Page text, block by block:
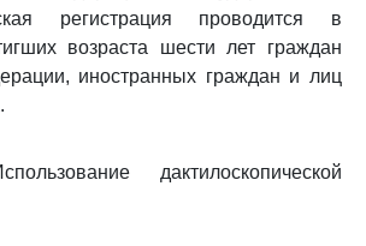
регистрация проводится в
возраста шести лет граждан
иностранных граждан и лиц
дактилоскопической